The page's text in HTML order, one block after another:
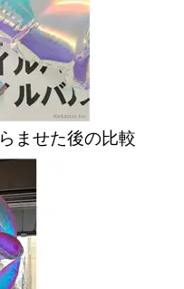
ませた後の比較